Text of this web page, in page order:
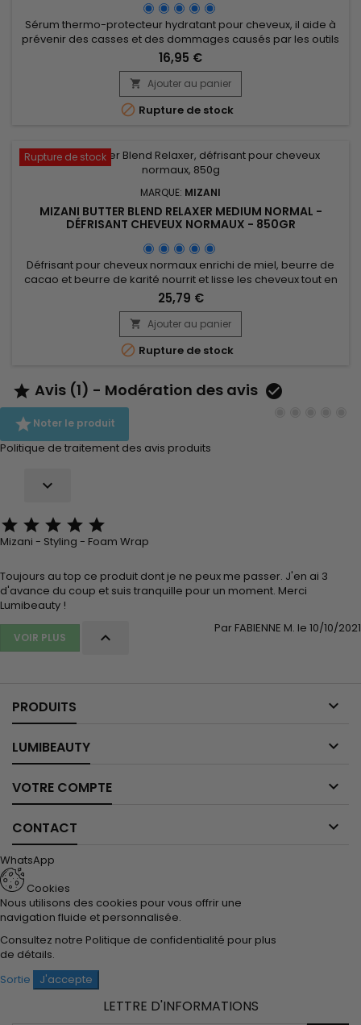
Sérum thermo-protecteur hydratant pour cheveux, il aide à
prévenir des casses et des dommages causés par les outils
thermiques, contrôle les frisottis et lisse les mèches. Mizani
Styling Thermastrength Heat-protecting Serum renforce la
barrière de ciment intercellulaire, nourrit, pénètre la fibre
capillaire pour réparer en profondeur.&nbsp; Enrichi en...
16,95 €
 Ajouter au panier
 Rupture de stock
Rupture de stock
MARQUE: MIZANI
MIZANI BUTTER BLEND RELAXER MEDIUM NORMAL -
DÉFRISANT CHEVEUX NORMAUX - 850GR
Défrisant pour cheveux normaux enrichi de miel, beurre de
cacao et beurre de karité nourrit et lisse les cheveux tout en
les fortifiant. Le miel attire l'humidité pour hydrater les
cheveux, tandis que le beurre de cacao apporte des
antioxydants et le beurre de karité offre une protection
contre les dommages. Mizani butter Blend Relaxer Medium
Normal 850gr...
25,79 €
 Ajouter au panier
 Rupture de stock
 Avis (1) - Modération des avis 
Noter le produit
Politique de traitement des avis produits

    
Mizani - Styling - Foam Wrap
Toujours au top ce produit dont je ne peux me passer. J'en ai 3
d'avance du coup et suis tranquille pour un moment. Merci
Lumibeauty !
Par FABIENNE M. le 10/10/2021
VOIR PLUS 
PRODUITS 
LUMIBEAUTY 
VOTRE COMPTE 
CONTACT 
WhatsApp
Cookies
Nous utilisons des cookies pour vous offrir une
navigation fluide et personnalisée.
Consultez notre Politique de confidentialité pour plus
de détails.
Sortie
J'accepte
LETTRE D'INFORMATIONS